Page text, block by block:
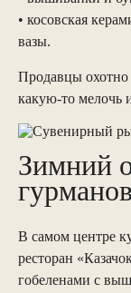
• косовская
вазы.
Продавцы охотно
какую-то мелочь
Зимний
гурманов
В самом центре
ресторан
гобеленами с